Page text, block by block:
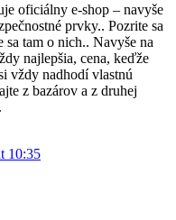
oficiálny e-shop – navyše
prvky.. Pozrite sa
sa tam o nich.. Navyše na
najlepšia, cena, keďže
vždy nadhodí vlastnú
z bazárov a z druhej
10:35